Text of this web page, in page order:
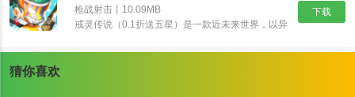
下载
枪战射击丨10.09MB
戒灵传说（0.1折送五星）是一款近未来世界，以异
新卡组，海量卡牌搭配及阵营组合，衍生出丰富策略
猜你喜欢